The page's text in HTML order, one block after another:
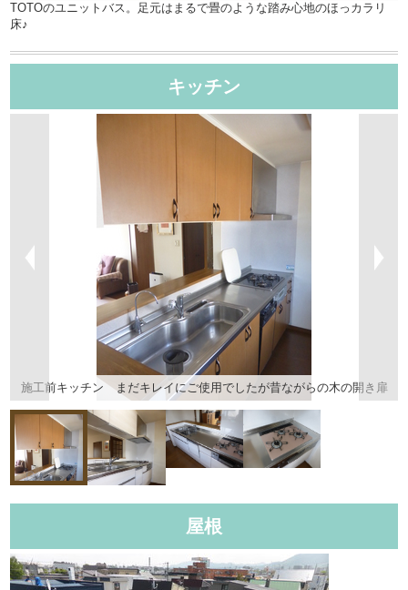
TOTOのユニットバス。足元はまるで畳のような踏み心地のほっカラリ
床♪
キッチン
スライド扉に変更し収納しやすく調理器具もぱぱっと出せるように致し
ました
屋根